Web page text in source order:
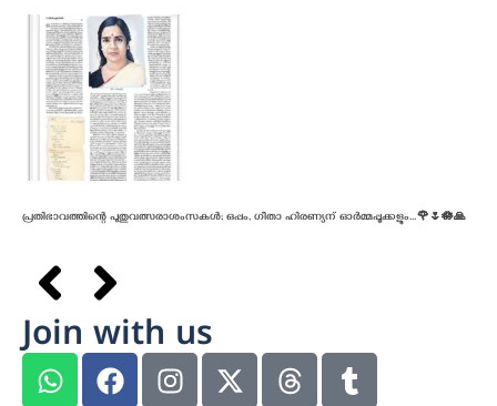
പ്രതിഭാവത്തിന്റെ പുതുവത്സരാശംസകൾ; ഒപ്പം, ഗീതാ ഹിരണ്യന് ഓർമ്മപ്പൂക്കളും…🌹🌷🪷🙏
Join with us